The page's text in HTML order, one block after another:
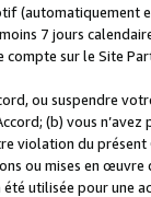
(automatiquement
7 jours
sur le Site
ou suspendre
(b) vous
violation du
ou mises en
utilisée pour une